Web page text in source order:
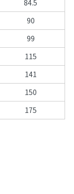
84.5
90
99
115
141
150
175